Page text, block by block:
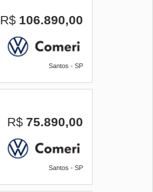
R$ 106.890,00
Santos - SP
R$ 75.890,00
Santos - SP